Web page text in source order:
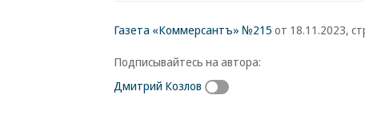
Газета «Коммерсантъ» №215 от 18.11.2023,
Подписывайтесь на автора:
Дмитрий Козлов